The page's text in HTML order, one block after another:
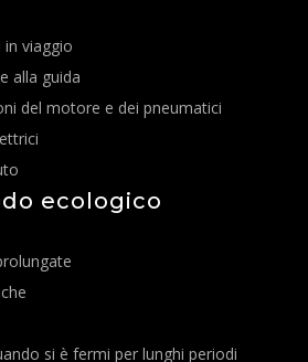
viaggio
alla guida
del motore e dei pneumatici
ecologico
si è fermi per lunghi periodi